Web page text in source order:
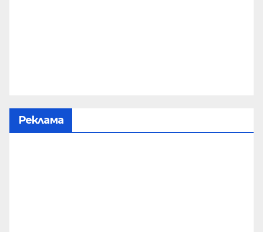
Реклама